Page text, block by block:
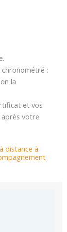
:
la
et vos
votre
distance à